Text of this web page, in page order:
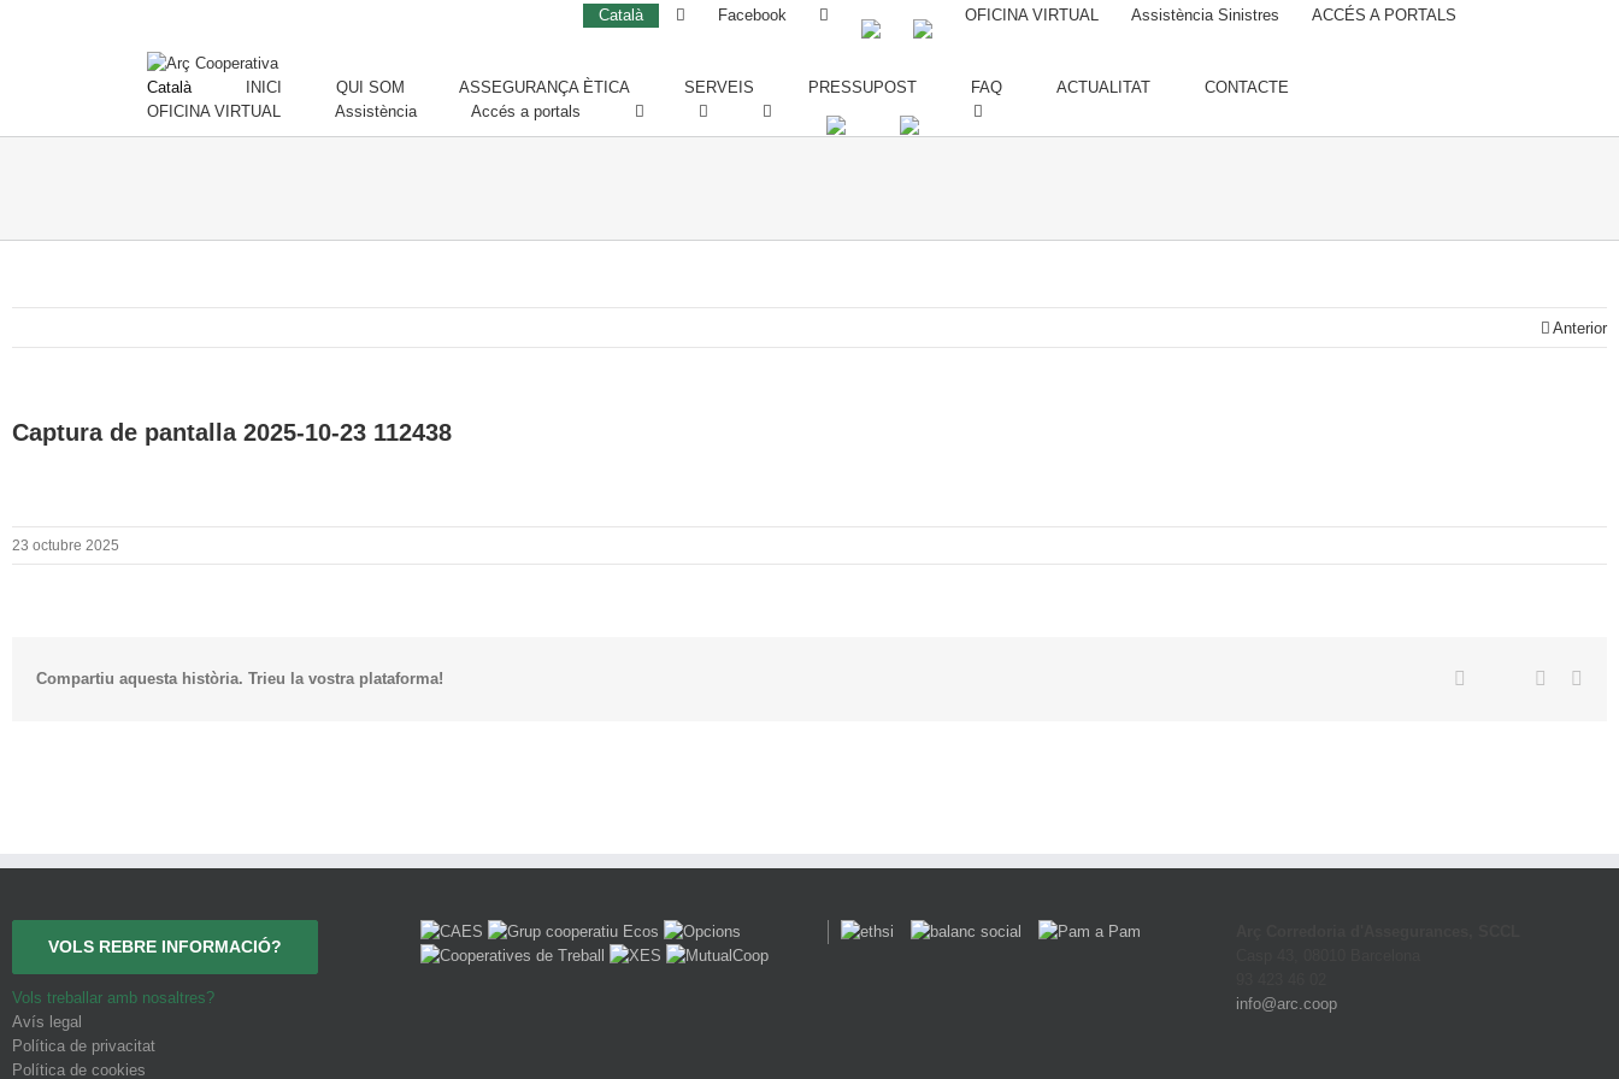
Català Facebook OFICINA VIRTUAL Assistència Sinistres ACCÉS A PORTALS
Català INICI QUI SOM ASSEGURANÇA ÈTICA SERVEIS PRESSUPOST FAQ ACTUALITAT
CONTACTE
OFICINA VIRTUAL
Assistència Accés a portals
Anterior
Captura de pantalla 2025-10-23 112438
23 octubre 2025
Compartiu aquesta història. Trieu la vostra plataforma! Facebook
TwitterLinkedin
VOLS REBRE INFORMACIÓ?
Vols treballar amb nosaltres?
Avís legal
Política de privacitat
Política de cookies
info@arc.coop